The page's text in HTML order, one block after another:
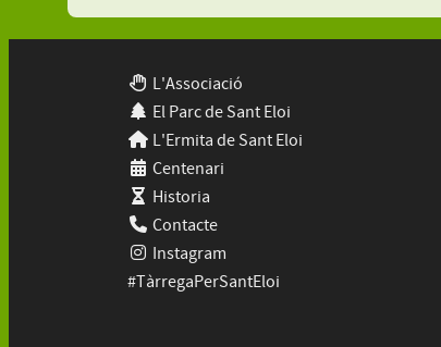
L'Associació
El Parc de Sant Eloi
L'Ermita de Sant Eloi
Centenari
Historia
Contacte
Instagram
#TàrregaPerSantEloi